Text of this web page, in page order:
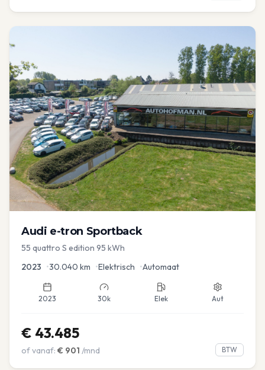
Audi e-tron Sportback
55 quattro S edition 95 kWh
2023 •30.040 km •Elektrisch •Automaat
2023 30k Elek Aut
€ 43.485
of vanaf: € 901 /mnd BTW